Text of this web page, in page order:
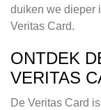
duiken we dieper
Veritas Card.
ONTDEK
VERITAS
De Veritas Card